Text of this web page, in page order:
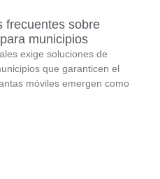
frecuentes sobre
municipios
exige soluciones de
que garanticen el
móviles emergen como